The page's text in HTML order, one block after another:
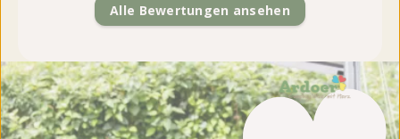
Alle Bewertungen ansehen